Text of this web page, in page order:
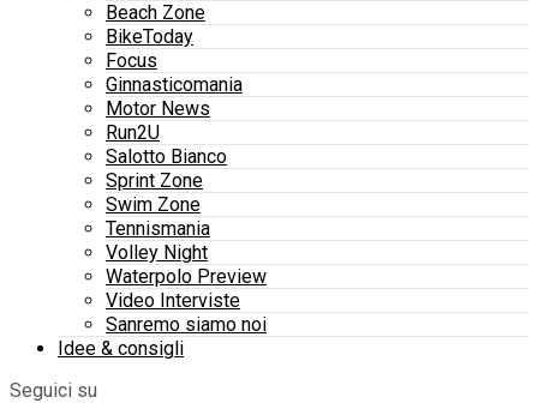
Beach Zone
BikeToday
Focus
Ginnasticomania
Motor News
Run2U
Salotto Bianco
Sprint Zone
Swim Zone
Tennismania
Volley Night
Waterpolo Preview
Video Interviste
Sanremo siamo noi
Idee & consigli
Seguici su